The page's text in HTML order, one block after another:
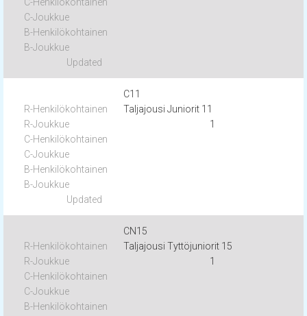
C11
Taljajousi Juniorit 11
1
CN15
Taljajousi Tyttöjuniorit 15
1